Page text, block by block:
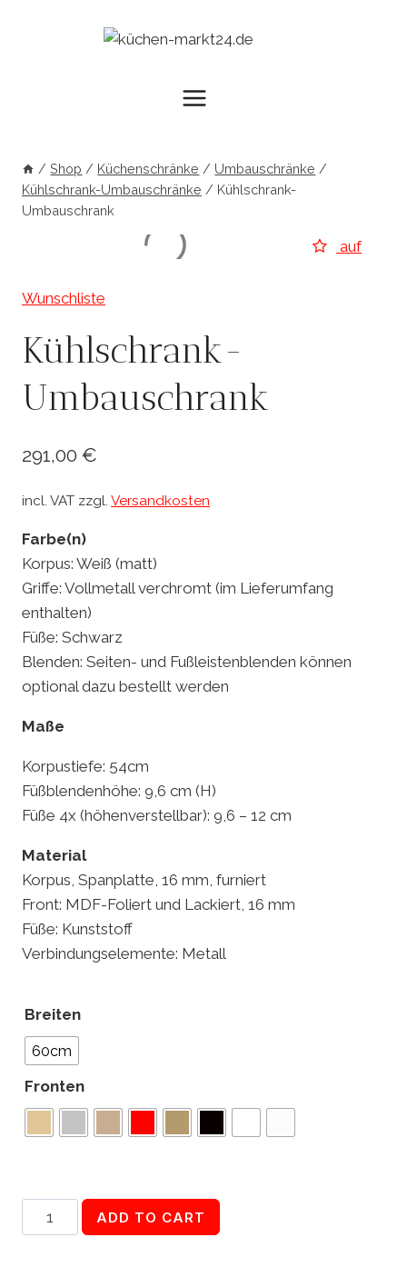
/ Shop / Küchenschränke / Umbauschränke /
Kühlschrank-Umbauschränke / Kühlschrank-
Umbauschrank
auf
Wunschliste
Kühlschrank-
Umbauschrank
291,00 €
incl. VAT zzgl. Versandkosten
Farbe(n)
Korpus: Weiß (matt)
Griffe: Vollmetall verchromt (im Lieferumfang
enthalten)
Füße: Schwarz
Blenden: Seiten- und Fußleistenblenden können
optional dazu bestellt werden
Maße
Korpustiefe: 54cm
Füßblendenhöhe: 9,6 cm (H)
Füße 4x (höhenverstellbar): 9,6 – 12 cm
Material
Korpus, Spanplatte, 16 mm, furniert
Front: MDF-Foliert und Lackiert, 16 mm
Füße: Kunststoff
Verbindungselemente: Metall
Breiten
60cm
Fronten
Kühlschrank-
Umbauschrank
ADD TO CART